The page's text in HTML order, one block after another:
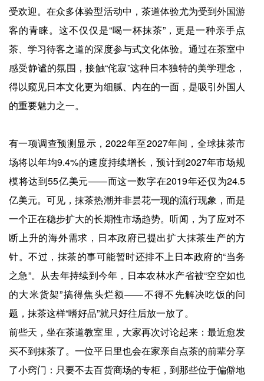
受欢迎。在众多体验型活动中，茶道体验尤为受到外国游
客的青睐。这不仅仅是“喝一杯抹茶”，更是一种亲手点
茶、学习待客之道的深度参与式文化体验。通过在茶室中
感受静谧的氛围，接触“侘寂”这种日本独特的美学理念，
得以窥见日本文化更为细腻、内在的一面，是吸引外国人
的重要魅力之一。
有一项调查预测显示，2022年至2027年间，全球抹茶市
场将以年均9.4%的速度持续增长，预计到2027年市场规
模将达到55亿美元——而这一数字在2019年还仅为24.5
亿美元。可见，抹茶热潮并非昙花一现的流行现象，而是
一个正在稳步扩大的长期性市场趋势。听闻，为了应对不
断上升的海外需求，日本政府已提出扩大抹茶生产的方
针。不过，抹茶的事可能暂时还排不上日本政府的“当务
之急”。从去年持续到今年，日本农林水产省被“空空如也
的大米货架”搞得焦头烂额——不得不先解决吃饭的问
题，抹茶这样“嗜好品”就只好往后放一放了。
前些天，坐在茶道教室里，大家再次讨论起来：最近愈发
买不到抹茶了。一位平日里也会在家亲自点茶的前辈分享
了小窍门：只要不去百货商场的专柜，到那些位于偏僻地